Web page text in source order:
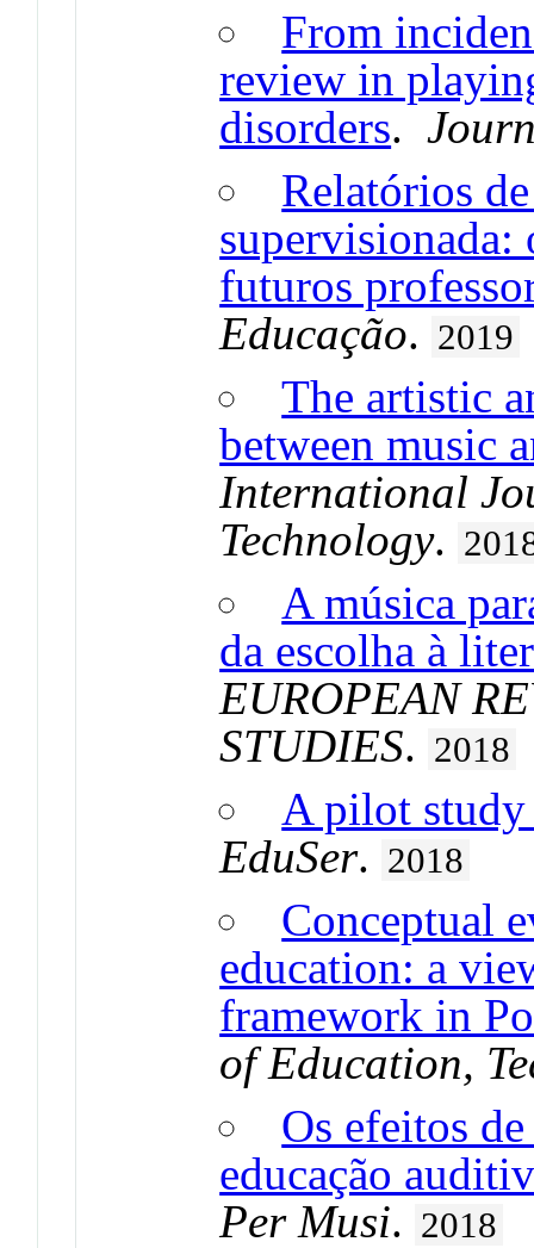
From
review in
disorders.
Relatórios
supervisionada:
futuros
Educação. 2019
The artistic
between music
International
Technology.
A música
da escolha à
EUROPEAN
STUDIES. 2018
A pilot study
EduSer. 2018
Conceptual
education: a
framework in
of Education,
Os efeitos
educação
Per Musi. 2018